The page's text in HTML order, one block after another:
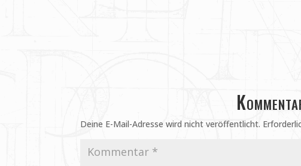
Deine E-Mail-Adresse wird nicht veröffentlicht.